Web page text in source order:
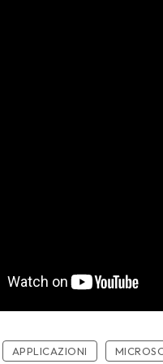
APPLICAZIONI